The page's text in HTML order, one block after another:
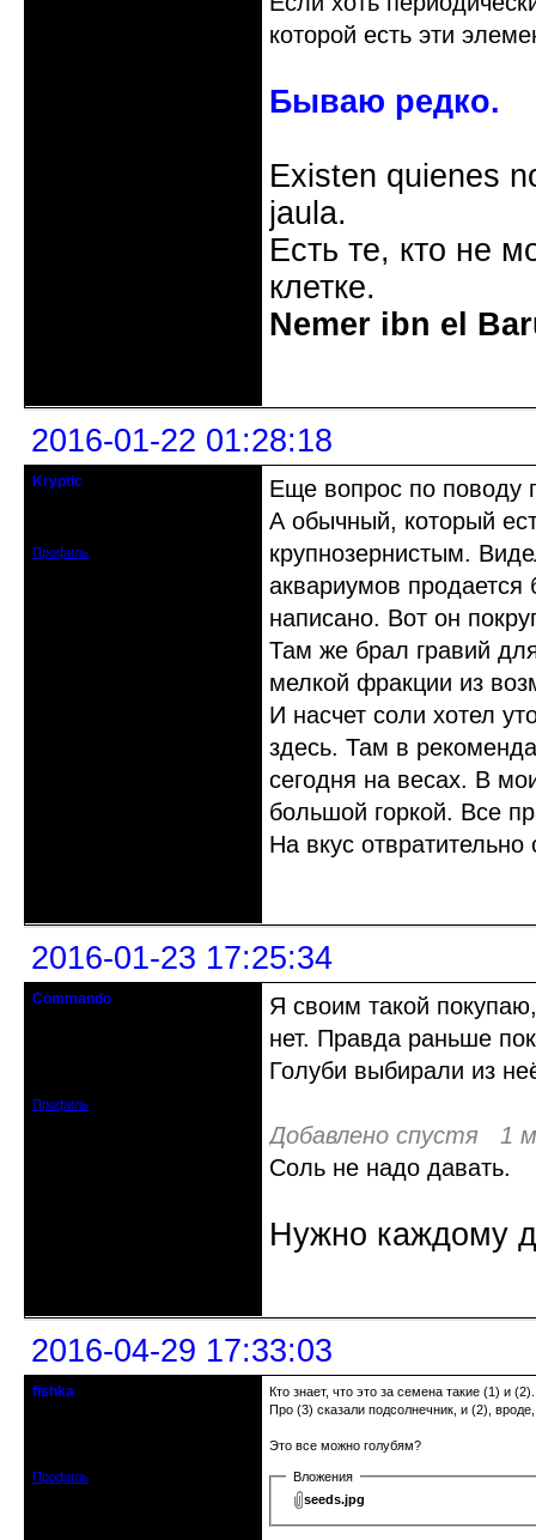
которой есть эти
Бываю редко.
Existen quienes
jaula.
Есть те, кто не
клетке.
Nemer ibn el
2016-01-22 01:28:18
Kryptic
Профиль
Еще вопрос по поводу
А обычный, который
крупнозернистым.
аквариумов
написано. Вот он
Там же брал гравий
мелкой фракции из
И насчет соли хотел
здесь. Там в
сегодня на весах. В
большой горкой. Все
На вкус
2016-01-23 17:25:34
Commando
Профиль
Я своим такой
нет. Правда раньше
Голуби выбирали из
Добавлено спустя 1
Соль не надо давать.
Нужно каждому
2016-04-29 17:33:03
fishka
Профиль
Кто знает, что это за семена такие (1) и (2).
Про (3) сказали подсолнечник, и (2),
Это все можно голубям?
Вложения
seeds.jpg